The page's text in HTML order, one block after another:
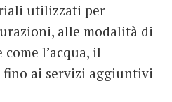
utilizzati per
alle modalità di
l’acqua, il
fino ai servizi aggiuntivi